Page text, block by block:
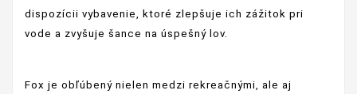
dispozícii vybavenie, ktoré zlepšuje ich zážitok pri
vode a zvyšuje šance na úspešný lov.
Fox je obľúbený nielen medzi rekreačnými, ale aj